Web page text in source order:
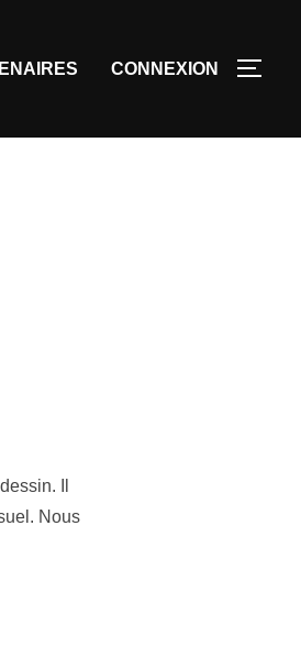
CONNEXION
Il
Nous